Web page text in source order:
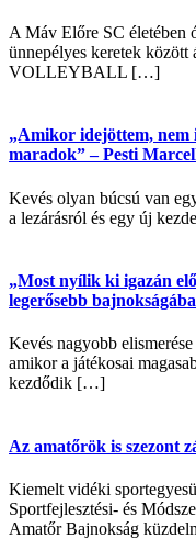
A Máv Előre SC életében
ünnepélyes keretek
VOLLEYBALL […]
„Amikor idejöttem, nem
maradok” – Pesti
Kevés olyan búcsú van
a lezárásról és egy új
„Most nyílik ki igazán
legerősebb
Kevés nagyobb
amikor a játékosai
kezdődik […]
Az amatőrök is szezont
Kiemelt vidéki
Sportfejlesztési- és
Amatőr Bajnokság